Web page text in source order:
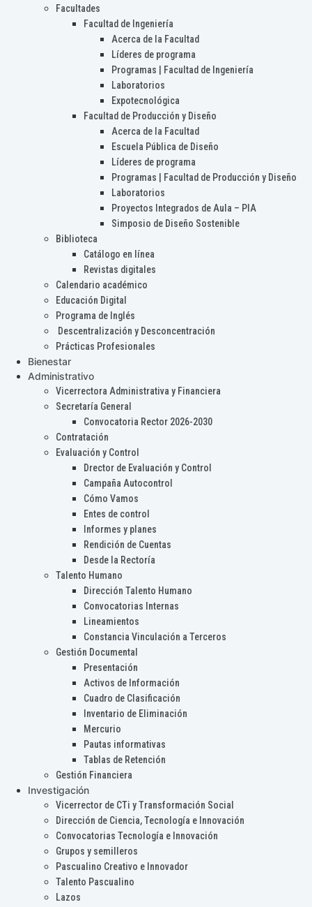
Facultades
Facultad de Ingeniería
Acerca de la Facultad
Líderes de programa
Programas | Facultad de Ingeniería
Laboratorios
Expotecnológica
Facultad de Producción y Diseño
Acerca de la Facultad
Escuela Pública de Diseño
Líderes de programa
Programas | Facultad de Producción y Diseño
Laboratorios
Proyectos Integrados de Aula – PIA
Simposio de Diseño Sostenible
Biblioteca
Catálogo en línea
Revistas digitales
Calendario académico
Educación Digital
Programa de Inglés
Descentralización y Desconcentración
Prácticas Profesionales
Bienestar
Administrativo
Vicerrectora Administrativa y Financiera
Secretaría General
Convocatoria Rector 2026-2030
Contratación
Evaluación y Control
Drector de Evaluación y Control
Campaña Autocontrol
Cómo Vamos
Entes de control
Informes y planes
Rendición de Cuentas
Desde la Rectoría
Talento Humano
Dirección Talento Humano
Convocatorias Internas
Lineamientos
Constancia Vinculación a Terceros
Gestión Documental
Presentación
Activos de Información
Cuadro de Clasificación
Inventario de Eliminación
Mercurio
Pautas informativas
Tablas de Retención
Gestión Financiera
Investigación
Vicerrector de CTi y Transformación Social
Dirección de Ciencia, Tecnología e Innovación
Convocatorias Tecnología e Innovación
Grupos y semilleros
Pascualino Creativo e Innovador
Talento Pascualino
Lazos